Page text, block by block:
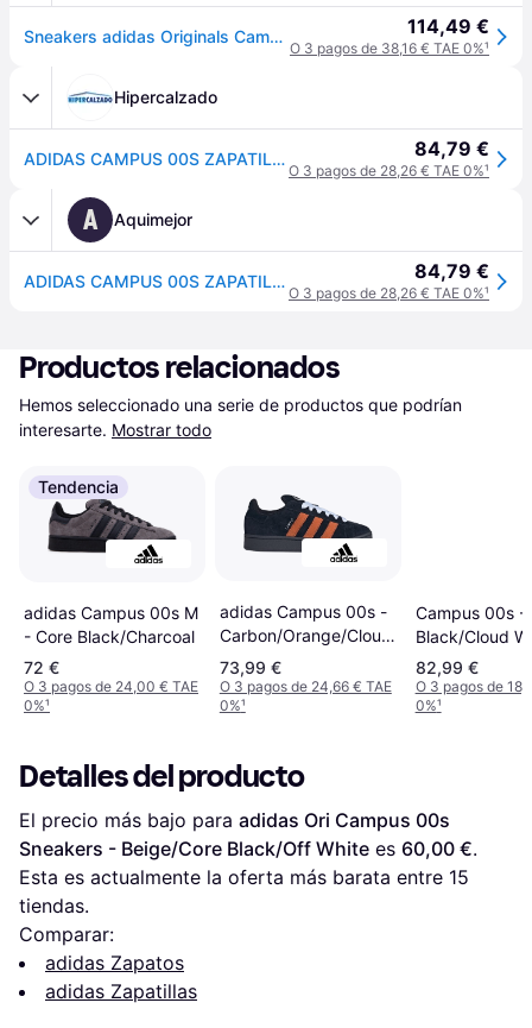
Sneakers adidas Originals Campus 00s W Crystal White/ Core Black/ Off White EUR 40 2/3 114,49 €
O 3 pagos de 38,16 € TAE 0%¹
Hipercalzado
ADIDAS CAMPUS 00S ZAPATILLA CASUAL HOMBRE MARRÓN 36 84,79 €
O 3 pagos de 28,26 € TAE 0%¹
A Aquimejor
ADIDAS CAMPUS 00S ZAPATILLA CASUAL HOMBRE MARRÓN 36 84,79 €
O 3 pagos de 28,26 € TAE 0%¹
Productos relacionados
Hemos seleccionado una serie de productos que podrían
interesarte. Mostrar todo
Tendencia
adidas Campus 00s M
- Core Black/Charcoal
72 €
O 3 pagos de 24,00 € TAE
0%¹
adidas Campus 00s -
Carbon/Orange/Cloud
White
73,99 €
O 3 pagos de 24,66 € TAE
0%¹
Campus 00s -
Black/Cloud
White
82,99 €
O 3 pagos de
0%¹
Detalles del producto
El precio más bajo para adidas Ori Campus 00s
Sneakers - Beige/Core Black/Off White es 60,00 €.
Esta es actualmente la oferta más barata entre 15
tiendas.
Comparar:
adidas Zapatos
adidas Zapatillas